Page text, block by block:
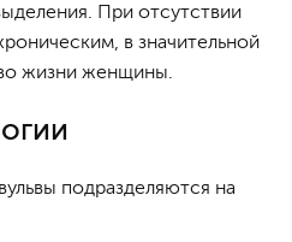
При отсутствии
в значительной
жизни женщины.
подразделяются на